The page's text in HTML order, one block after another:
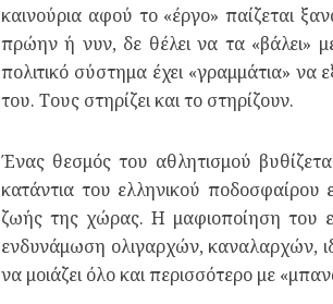
καινούρια αφού το «έργο» παίζεται
πρώην ή νυν, δε θέλει να τα «βάλει»
πολιτικό σύστημα έχει «γραμμάτια»
του. Τους στηρίζει και το στηρίζουν.
Ένας θεσμός του αθλητισμού
κατάντια του ελληνικού ποδοσφαίρου
ζωής της χώρας. Η μαφιοποίηση του
ενδυνάμωση ολιγαρχών, καναλαρχών,
να μοιάζει όλο και περισσότερο με